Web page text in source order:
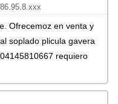
Ofrecemoz en venta y
soplado plicula gavera
requiero